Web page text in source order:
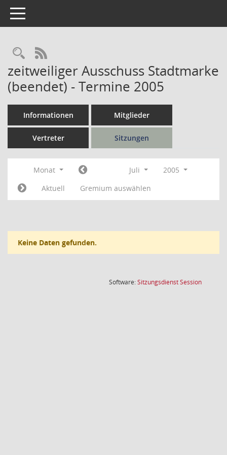
Toggle navigation
Rechercheauswahl
RSS-Feed
zeitweiliger Ausschuss Stadtmarke
(beendet) - Termine 2005
Informationen Mitglieder
Vertreter Sitzungen
Monat Juli
2005
Aktuell
Gremium auswählen
Keine Daten gefunden.
Software:SitzungsdienstSession(Wird in